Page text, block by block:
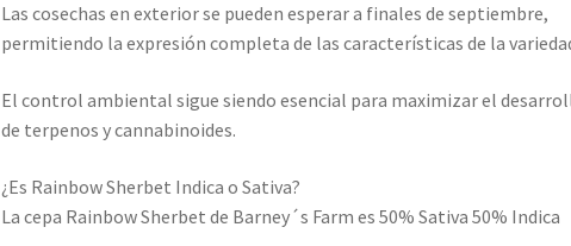
Las cosechas en exterior se pueden esperar a finales de septiembre,
permitiendo la expresión completa de las características de la
El control ambiental sigue siendo esencial para maximizar el
de terpenos y cannabinoides.
¿Es Rainbow Sherbet Indica o Sativa?
La cepa Rainbow Sherbet de Barney´s Farm es 50% Sativa 50% Indica